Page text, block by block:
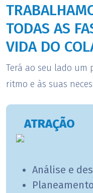
TODAS AS
VIDA DO
Terá ao seu lado um
ritmo e às suas
ATRAÇÃO
Análise e